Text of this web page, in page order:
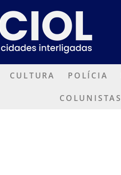
CULTURA POLÍCIA
COLUNISTAS